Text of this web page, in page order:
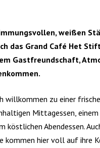
weißen
das Grand Café Het
Gastfreundschaft,
willkommen zu einer
Mittagessen,
köstlichen Abendessen.
kommen hier voll auf ihre